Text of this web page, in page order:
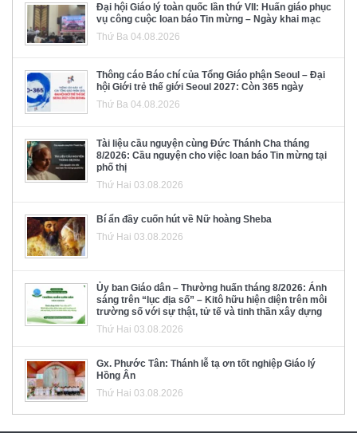
Đại hội Giáo lý toàn quốc lần thứ VII: Huấn giáo phục
vụ công cuộc loan báo Tin mừng – Ngày khai mạc
Thứ Ba 04.08.2026
Thông cáo Báo chí của Tổng Giáo phận Seoul – Đại
hội Giới trẻ thế giới Seoul 2027: Còn 365 ngày
Thứ Ba 04.08.2026
Tài liệu cầu nguyện cùng Đức Thánh Cha tháng
8/2026: Cầu nguyện cho việc loan báo Tin mừng tại
phố thị
Thứ Hai 03.08.2026
Bí ẩn đầy cuốn hút về Nữ hoàng Sheba
Thứ Hai 03.08.2026
Ủy ban Giáo dân – Thường huấn tháng 8/2026: Ánh
sáng trên “lục địa số” – Kitô hữu hiện diện trên môi
trường số với sự thật, tử tế và tinh thần xây dựng
Thứ Hai 03.08.2026
Gx. Phước Tân: Thánh lễ tạ ơn tốt nghiệp Giáo lý
Hồng Ân
Thứ Hai 03.08.2026